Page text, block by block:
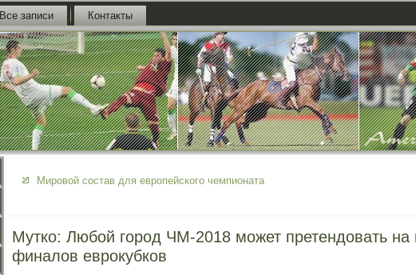
Все записи Контакты
Мировой состав для европейского чемпионата
Мутко: Любой город ЧМ-2018 может претендовать на
финалов еврокубков